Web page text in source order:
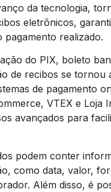
da tecnologia,
eletrônicos,
realizado.
do PIX, boleto
de recibos se tornou
de pagamento
VTEX e Loja
avançados para
podem conter
como data, valor,
Além disso, é